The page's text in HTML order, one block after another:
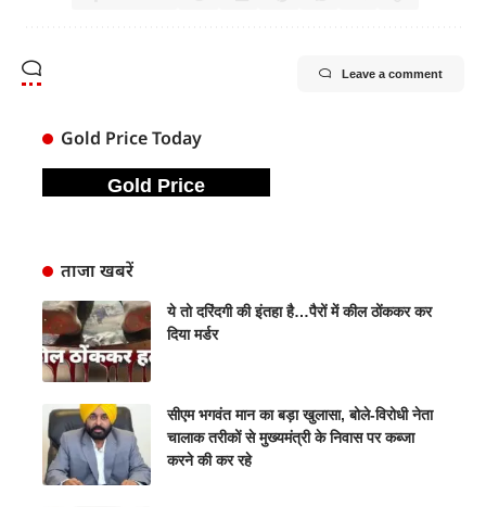
Leave a comment
Gold Price Today
Gold Price
ताजा खबरें
ये तो दरिंदगी की इंतहा है…पैरों में कील ठोंककर कर
दिया मर्डर
सीएम भगवंत मान का बड़ा खुलासा, बोले-विरोधी नेता
चालाक तरीकों से मुख्यमंत्री के निवास पर कब्जा
करने की कर रहे